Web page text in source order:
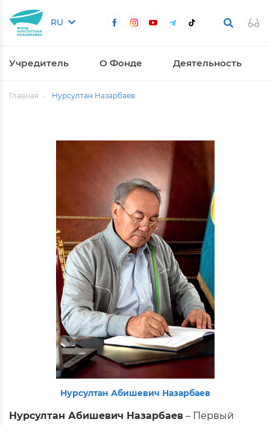
RU
Учредитель О Фонде Деятельность
Главная Нурсултан Назарбаев
Нурсултан Абишевич Назарбаев
Нурсултан Абишевич Назарбаев – Первый